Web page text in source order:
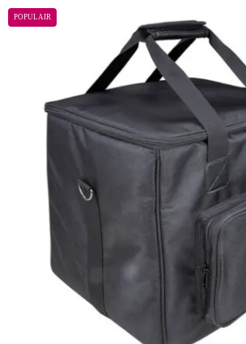
POPULAIR